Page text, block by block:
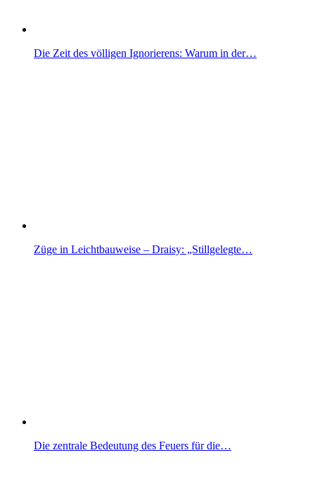
Die Zeit des völligen Ignorierens: Warum in der…
Züge in Leichtbauweise – Draisy: „Stillgelegte…
Die zentrale Bedeutung des Feuers für die…